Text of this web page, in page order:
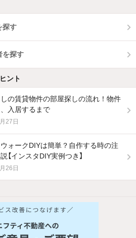
探す
を探す
ント
の賃貸物件の部屋探しの流れ！物件
入居するまで
27日
ォークDIYは簡単？自作する時の注
【インスタDIY実例つき】
26日
2階以上